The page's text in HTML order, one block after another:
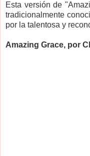
Esta versión de
tradicionalmente
por la talentosa y
Amazing Grace, por